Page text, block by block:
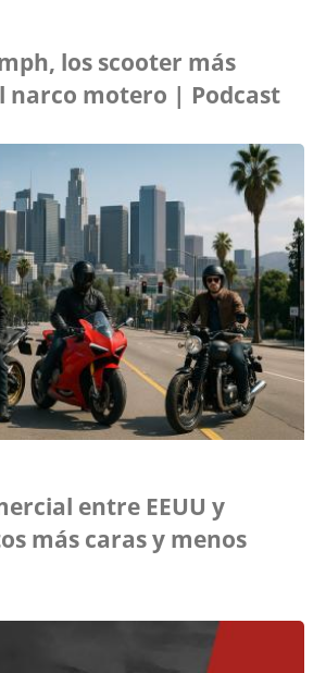
los scooter más
narco motero | Podcast
entre EEUU y
más caras y menos